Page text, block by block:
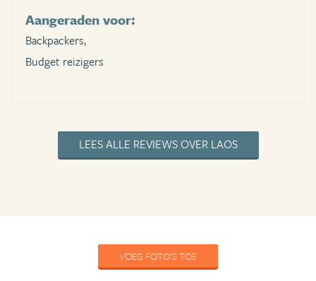
Aangeraden voor:
Backpackers,
Budget reizigers
LEES ALLE REVIEWS OVER LAOS
VOEG FOTO'S TOE